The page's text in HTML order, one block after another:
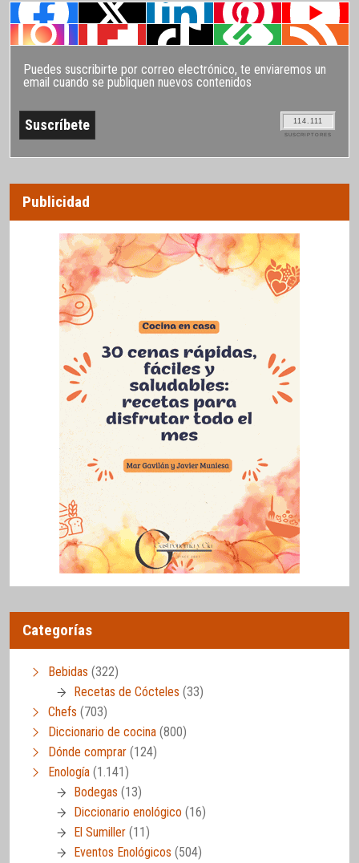
Puedes suscribirte por correo electrónico, te enviaremos un
email cuando se publiquen nuevos contenidos
114.111
SUSCRIPTORES
Publicidad
Categorías
Bebidas (322)
Recetas de Cócteles (33)
Chefs (703)
Diccionario de cocina (800)
Dónde comprar (124)
Enología (1.141)
Bodegas (13)
Diccionario enológico (16)
El Sumiller (11)
Eventos Enológicos (504)